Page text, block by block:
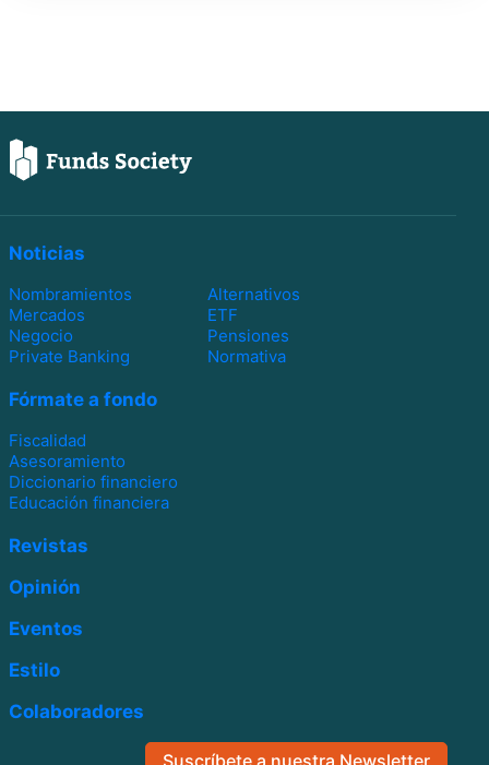
Noticias
Nombramientos
Alternativos
Mercados
ETF
Negocio
Pensiones
Private Banking
Normativa
Fórmate a fondo
Fiscalidad
Asesoramiento
Diccionario financiero
Educación financiera
Revistas
Opinión
Eventos
Estilo
Colaboradores